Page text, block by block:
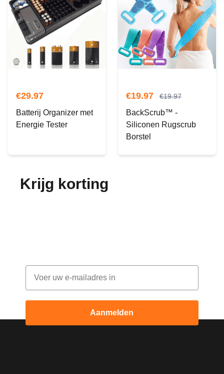
€29.97
Batterij Organizer met
Energie Tester
€19.97 €19.97
BackScrub™ -
Siliconen Rugscrub
Borstel
Krijg korting
Email
Aanmelden